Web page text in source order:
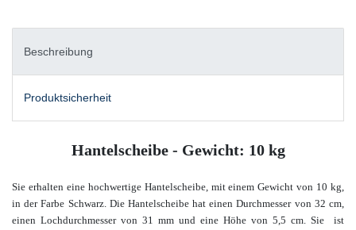
Beschreibung
Produktsicherheit
Hantelscheibe - Gewicht: 10 kg
Sie erhalten eine hochwertige Hantelscheibe, mit einem Gewicht von 10 kg,
in der Farbe Schwarz. Die Hantelscheibe hat einen Durchmesser von 32 cm,
einen Lochdurchmesser von 31 mm und eine Höhe von 5,5 cm. Sie ist